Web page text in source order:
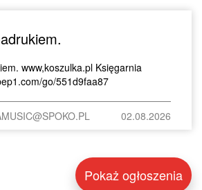
www,koszulka.pl Księgarnia
go/551d9faa87
02.08.2026
Pokaż ogłoszenia